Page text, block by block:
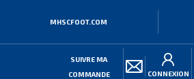
MHSCFOOT.COM
SUIVRE MA
COMMANDE
CONNEXION